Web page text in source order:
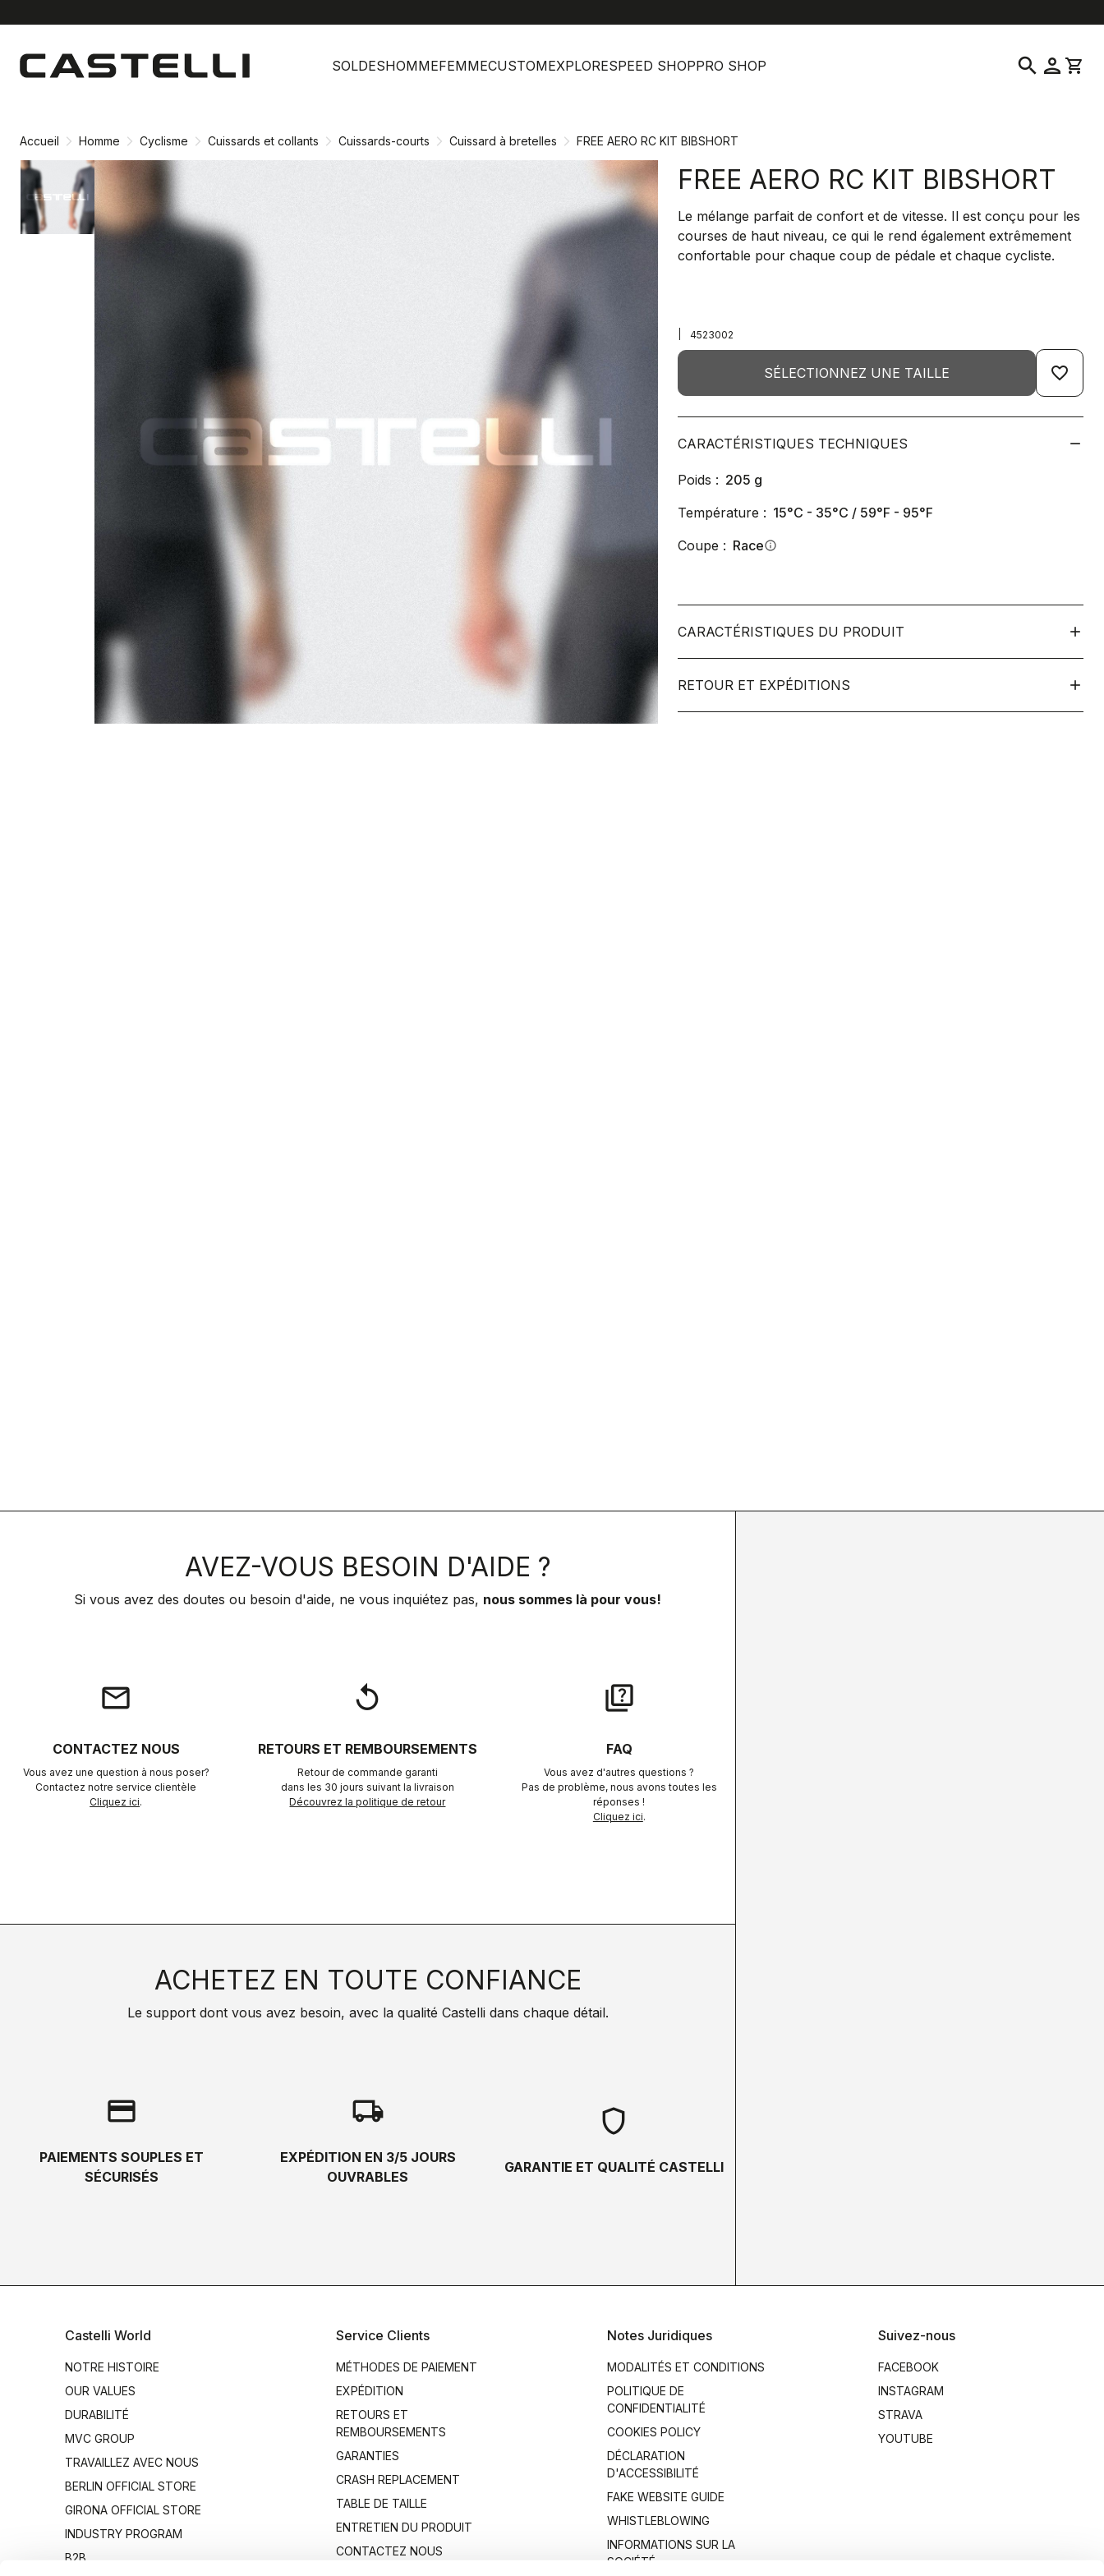
contenu
SOLDESHOMMEFEMMECUSTOMEXPLORESPEED SHOPPRO SHOP search person shopping_cart
Accueil Homme Cyclisme Cuissards et collants Cuissards-courts Cuissard à bretelles FREE AERO RC KIT BIBSHORT
FREE AERO RC KIT BIBSHORT
Le mélange parfait de confort et de vitesse. Il est conçu pour les
courses de haut niveau, ce qui le rend également extrêmement
confortable pour chaque coup de pédale et chaque cycliste.
4523002
SÉLECTIONNEZ UNE TAILLE favorite_border
CARACTÉRISTIQUES TECHNIQUES
Poids : 205 g
Température : 15°C - 35°C / 59°F - 95°F
Coupe : Raceinfo
CARACTÉRISTIQUES DU PRODUIT
RETOUR ET EXPÉDITIONS
AVEZ-VOUS BESOIN D'AIDE ?
Si vous avez des doutes ou besoin d'aide, ne vous inquiétez pas, nous sommes là pour vous!
email
CONTACTEZ NOUS
Vous avez une question à nous poser?
Contactez notre service clientèle
Cliquez ici.
replay
RETOURS ET REMBOURSEMENTS
Retour de commande garanti
dans les 30 jours suivant la livraison
Découvrez la politique de retour
quiz
FAQ
Vous avez d'autres questions ?
Pas de problème, nous avons toutes les
réponses !
Cliquez ici.
ACHETEZ EN TOUTE CONFIANCE
Le support dont vous avez besoin, avec la qualité Castelli dans chaque détail.
credit_card
PAIEMENTS SOUPLES ET
SÉCURISÉS
local_shipping
EXPÉDITION EN 3/5 JOURS
OUVRABLES
shield
GARANTIE ET QUALITÉ CASTELLI
Castelli World
NOTRE HISTOIRE
OUR VALUES
DURABILITÉ
MVC GROUP
TRAVAILLEZ AVEC NOUS
BERLIN OFFICIAL STORE
GIRONA OFFICIAL STORE
INDUSTRY PROGRAM
B2B
Service Clients
MÉTHODES DE PAIEMENT
EXPÉDITION
RETOURS ET
REMBOURSEMENTS
GARANTIES
CRASH REPLACEMENT
TABLE DE TAILLE
ENTRETIEN DU PRODUIT
CONTACTEZ NOUS
Notes Juridiques
MODALITÉS ET CONDITIONS
POLITIQUE DE
CONFIDENTIALITÉ
COOKIES POLICY
DÉCLARATION
D'ACCESSIBILITÉ
FAKE WEBSITE GUIDE
WHISTLEBLOWING
INFORMATIONS SUR LA
SOCIÉTÉ
Suivez-nous
FACEBOOK
INSTAGRAM
STRAVA
YOUTUBE